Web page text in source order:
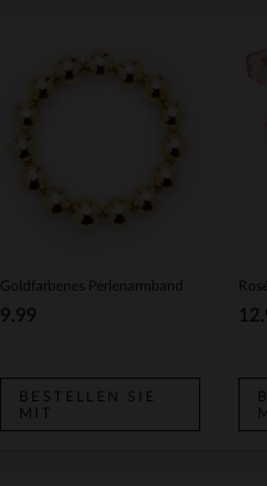
Goldfarbenes Perlenarmband
9.99
BESTELLEN SIE
MIT